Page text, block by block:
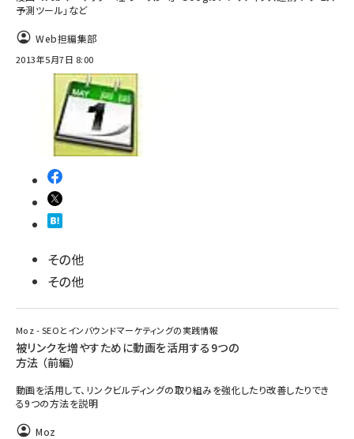
予測ツール」など
Web担編集部
2013年5月7日 8:00
その他
その他
Moz - SEOとインバウンドマーケティングの実践情報
被リンクを増やすために動画を活用する9つの
方法 （前編）
動画を活用して、リンクビルディングの取り組みを強化したり改善したりでき
る9つの方法を説明
Moz